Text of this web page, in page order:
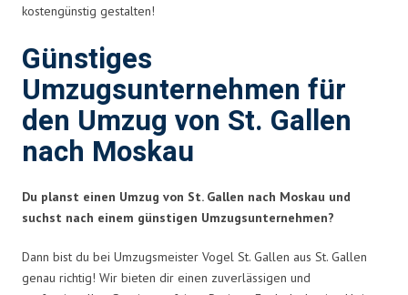
kostengünstig gestalten!
Günstiges
Umzugsunternehmen für
den Umzug von St. Gallen
nach Moskau
Du planst einen Umzug von St. Gallen nach Moskau und
suchst nach einem günstigen Umzugsunternehmen?
Dann bist du bei Umzugsmeister Vogel St. Gallen aus St. Gallen
genau richtig! Wir bieten dir einen zuverlässigen und